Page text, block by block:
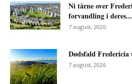
Ni tårne over
forvandling i deres...
7 august, 2026
Dødsfald Fredericia
7 august, 2026